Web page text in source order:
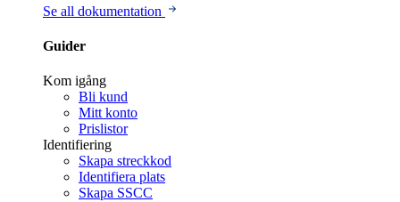
Se all dokumentation
Guider
Kom igång
Bli kund
Mitt konto
Prislistor
Identifiering
Skapa streckkod
Identifiera plats
Skapa SSCC